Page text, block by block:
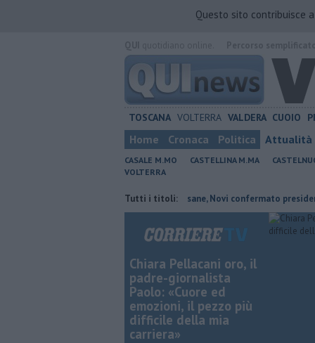
Questo sito contribuisce
TOSCANA VOLTERRA VALDERA CUOIO
Home Cronaca Politica Attualità
CASALE M.MO CASTELLINA M.MA
VOLTERRA
Tutti i titoli:
Misericordie Pisane, Novi confermato presidente
Chiara Pellacani oro, il
padre-giornalista
Paolo: «Cuore ed
emozioni, il pezzo più
difficile della mia
carriera»